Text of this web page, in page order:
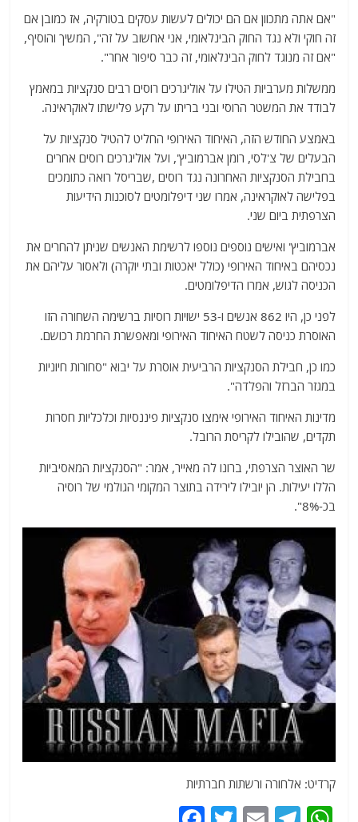
"אם אתה מתכוון אם הם יכולים לעשות עסקים בטורקיה, אז כמובן אם
זה חוקי ולא נגד החוק הבינלאומי, אני אחשוב על זה", המשיך והוסיף,
"אם זה מנוגד לחוק הבינלאומי, זה כבר סיפור אחר".
ממשלות מערביות הטילו על אוליגרכים רוסים רבים סנקציות במאמץ
לבודד את המשטר הרוסי ובני בריתו על רקע פלישתו לאוקראינה.
באמצע החודש הזה, האיחוד האירופי החליט להטיל סנקציות על
הבעלים של צ'לסי, רומן אברמוביץ', ועל אוליגרכים רוסים אחרים
בחבילת הסנקציות האחרונה נגד רוסים ,שבריסל רואה כתומכים
בפלישה לאוקראינה, אמרו שני דיפלומטים לסוכנות הידיעות
הצרפתית ביום שני.
אברמוביץ' ואישים נוספים נוספו לרשימת האנשים שניתן להחרים את
נכסיהם באיחוד האירופי (כולל יאכטות ובתי יוקרה) ולאסור עליהם את
הכניסה לגוש, אמרו הדיפלומטים.
לפני כן, היו 862 אנשים ו-53 ישויות רוסיות ברשימה השחורה הזו
האוסרת כניסה לשטח האיחוד האירופי ומאפשרת החרמת רכושם.
כמו כן, חבילת הסנקציות הרביעית אוסרת על יבוא "סחורות חיוניות
במגזר הברזל והפלדה".
מדינות האיחוד האירופי אימצו סנקציות פיננסיות וכלכליות חסרות
תקדים, שהובילו לקריסת הרובל.
שר האוצר הצרפתי, ברונו לה מאייר, אמר: "הסנקציות המאסיביות
הללו יעילות. הן יובילו לירידה בתוצר המקומי הגולמי של רוסיה
בכ-8%".
קרדיט: אלחורה ורשתות חברתיות